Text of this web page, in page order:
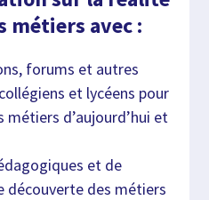
métiers avec :
forums et autres
et lycéens pour
d’aujourd’hui et
et de
découverte des métiers